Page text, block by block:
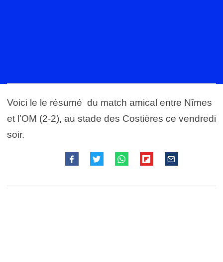
Voici le le résumé du match amical entre Nîmes
et l’OM (2-2), au stade des Costières ce vendredi
soir.